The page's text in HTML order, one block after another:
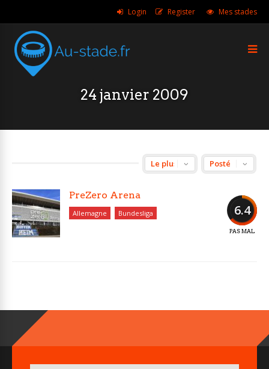
Login Register Mes stades
24 janvier 2009
6.4
PAS MAL
PreZero Arena
Allemagne Bundesliga